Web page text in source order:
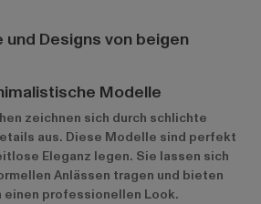
Designs von beigen
Modelle
zeichnen sich durch schlichte
aus. Diese Modelle sind perfekt
Eleganz legen. Sie lassen sich
Anlässen tragen und bieten
einen professionellen Look.